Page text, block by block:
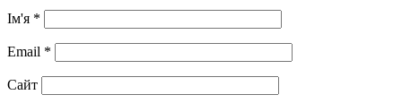
Ім'я *
Email *
Сайт